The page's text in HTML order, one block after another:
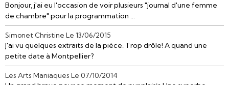
Bonjour, j'ai eu l'occasion de voir plusieurs "journal d'une femme
de chambre" pour la programmation ...
Simonet Christine Le 13/06/2015
J'ai vu quelques extraits de la pièce. Trop drôle! A quand une
petite date à Montpellier?
Les Arts Maniaques Le 07/10/2014